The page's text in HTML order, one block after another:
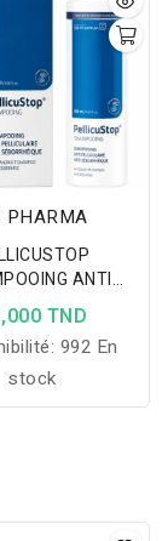
PHARMA
ANTI
ANTI
200ML
TND
992 En
stock